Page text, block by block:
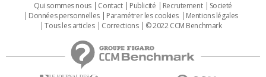
Qui sommes nous Contact Publicité Recrutement
Societé
Données personnelles
Paramétrer les cookies
Mentions légales
Tous les articles
Corrections © 2022 CCM Benchmark